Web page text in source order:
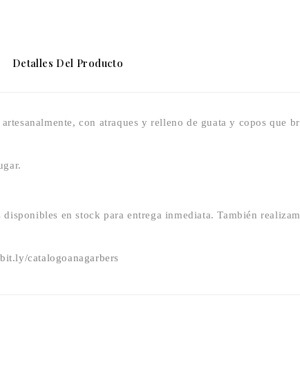
Detalles Del Producto
con atraques y relleno de guata y copos que
en stock para entrega inmediata. También
catalogoanagarbers